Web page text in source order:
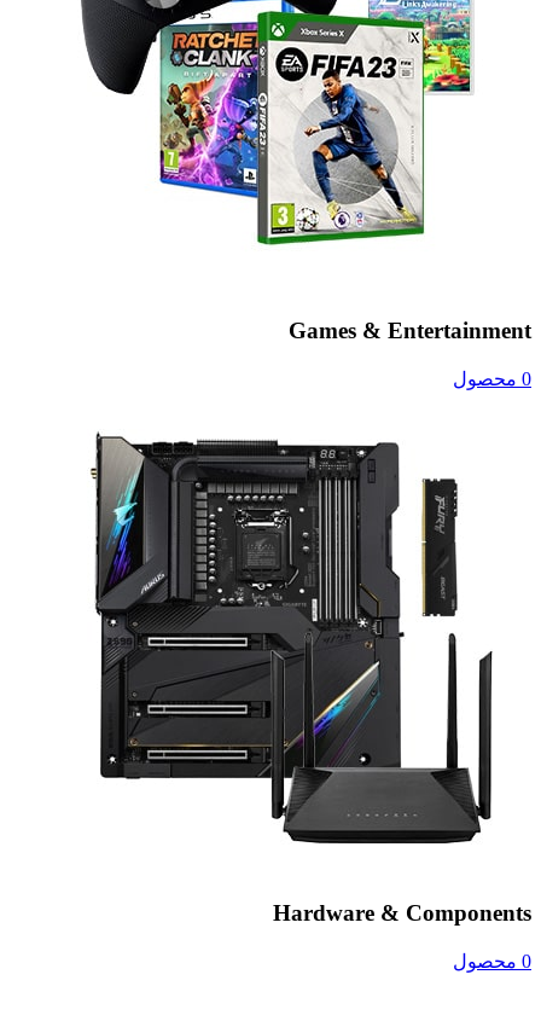
Games & Entertainment
0 محصول
Hardware & Components
0 محصول